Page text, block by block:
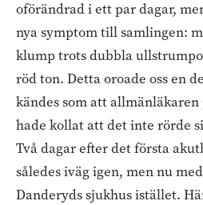
oförändrad i ett par dagar,
nya symptom till samlingen:
klump trots dubbla
röd ton. Detta oroade oss en
kändes som att
hade kollat att det inte rörde
Två dagar efter det första
således iväg igen, men nu
Danderyds sjukhus istället.